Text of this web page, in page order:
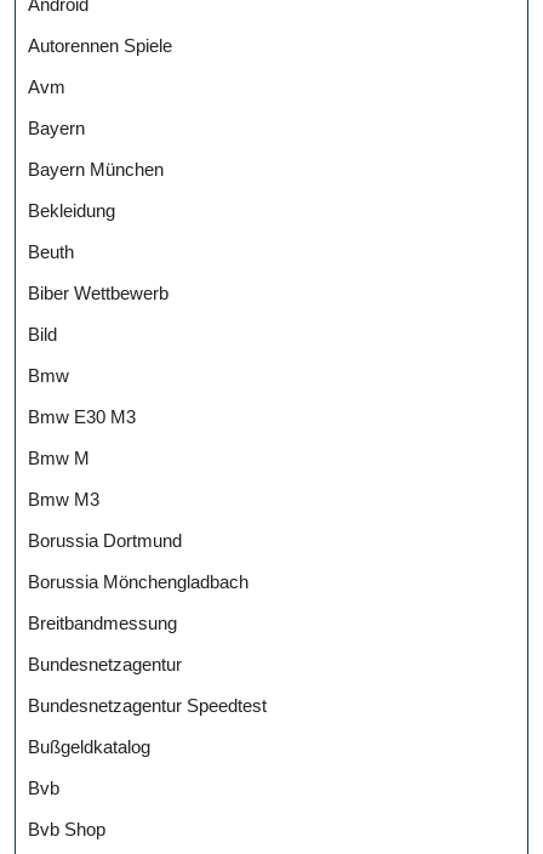
Android
Autorennen Spiele
Avm
Bayern
Bayern München
Bekleidung
Beuth
Biber Wettbewerb
Bild
Bmw
Bmw E30 M3
Bmw M
Bmw M3
Borussia Dortmund
Borussia Mönchengladbach
Breitbandmessung
Bundesnetzagentur
Bundesnetzagentur Speedtest
Bußgeldkatalog
Bvb
Bvb Shop